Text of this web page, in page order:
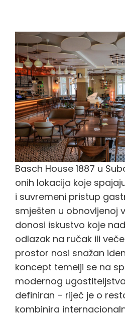
Basch House 1887 u
onih lokacija koje
i suvremeni pristup
smješten u obnovljenoj
donosi iskustvo koje
odlazak na ručak ili
prostor nosi snažan
koncept temelji se na
modernog
definiran – riječ je o
kombinira